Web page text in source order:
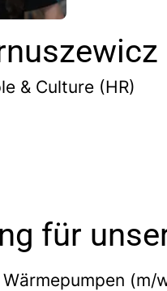
& Culture (HR)
für
(m/